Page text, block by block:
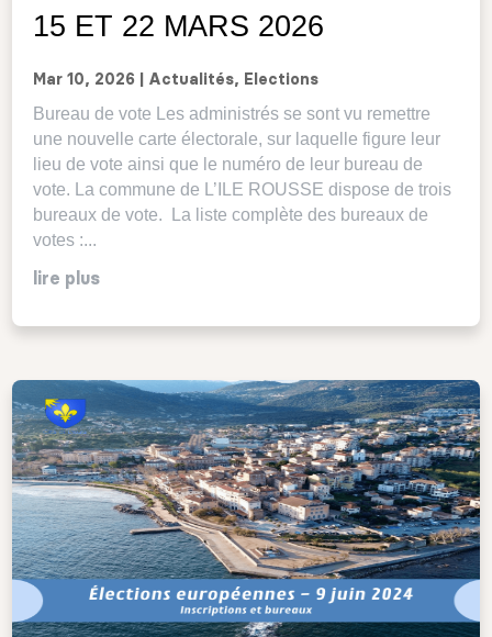
15 ET 22 MARS 2026
Mar 10, 2026 Actualités, Elections
Bureau de vote Les administrés se sont vu remettre
une nouvelle carte électorale, sur laquelle figure leur
lieu de vote ainsi que le numéro de leur bureau de
vote. La commune de L’ILE ROUSSE dispose de trois
bureaux de vote. La liste complète des bureaux de
votes :...
lire plus